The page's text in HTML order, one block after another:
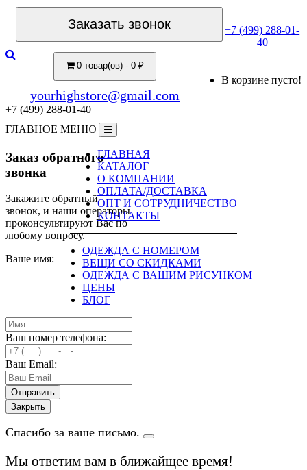
Заказать звонок
+7 (499) 288-01-
40
0 товар(ов) - 0 ₽
В корзине пусто!
yourhighstore@gmail.com
+7 (499) 288-01-40
ГЛАВНОЕ МЕНЮ
ГЛАВНАЯ
КАТАЛОГ
О КОМПАНИИ
ОПЛАТА/ДОСТАВКА
ОПТ И СОТРУДНИЧЕСТВО
КОНТАКТЫ
ОДЕЖДА С НОМЕРОМ
ВЕЩИ СО СКИДКАМИ
ОДЕЖДА С ВАШИМ РИСУНКОМ
ЦЕНЫ
БЛОГ
Заказ обратного
звонка
Закажите обратный
звонок, и наши операторы
проконсультируют Вас по
любому вопросу.
Ваше имя:
Ваш номер телефона:
Ваш Email:
Закрыть
Спасибо за ваше письмо.
Мы ответим вам в ближайщее время!